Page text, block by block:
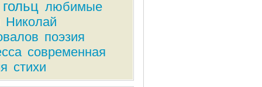
любимые
Николай
поэзия
современная
стихи